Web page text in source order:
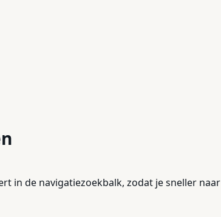
in de navigatiezoekbalk, zodat je sneller naar